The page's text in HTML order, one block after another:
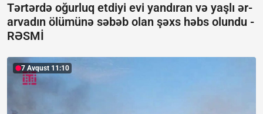
Tərtərdə oğurluq etdiyi evi yandıran və yaşlı ər-
arvadın ölümünə səbəb olan şəxs həbs olundu -
RƏSMİ
7 Avqust 11:10